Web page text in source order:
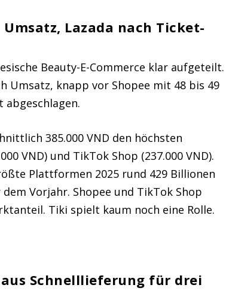
Lazada nach Ticket-
Beauty-E-Commerce klar aufgeteilt.
Umsatz, knapp vor Shopee mit 48 bis 49
abgeschlagen.
385.000 VND den höchsten
VND) und TikTok Shop (237.000 VND).
Plattformen 2025 rund 429 Billionen
Vorjahr. Shopee und TikTok Shop
Tiki spielt kaum noch eine Rolle.
Schnelllieferung für drei